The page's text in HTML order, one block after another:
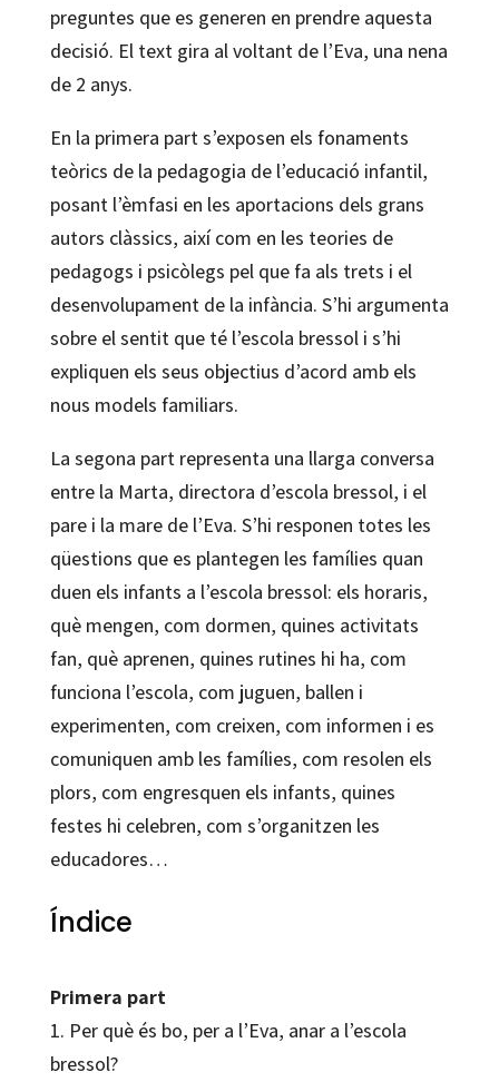
preguntes que es generen en prendre aquesta
decisió. El text gira al voltant de l’Eva, una nena
de 2 anys.
En la primera part s’exposen els fonaments
teòrics de la pedagogia de l’educació infantil,
posant l’èmfasi en les aportacions dels grans
autors clàssics, així com en les teories de
pedagogs i psicòlegs pel que fa als trets i el
desenvolupament de la infància. S’hi argumenta
sobre el sentit que té l’escola bressol i s’hi
expliquen els seus objectius d’acord amb els
nous models familiars.
La segona part representa una llarga conversa
entre la Marta, directora d’escola bressol, i el
pare i la mare de l’Eva. S’hi responen totes les
qüestions que es plantegen les famílies quan
duen els infants a l’escola bressol: els horaris,
què mengen, com dormen, quines activitats
fan, què aprenen, quines rutines hi ha, com
funciona l’escola, com juguen, ballen i
experimenten, com creixen, com informen i es
comuniquen amb les famílies, com resolen els
plors, com engresquen els infants, quines
festes hi celebren, com s’organitzen les
educadores…
Índice
Primera part
1. Per què és bo, per a l’Eva, anar a l’escola
bressol?